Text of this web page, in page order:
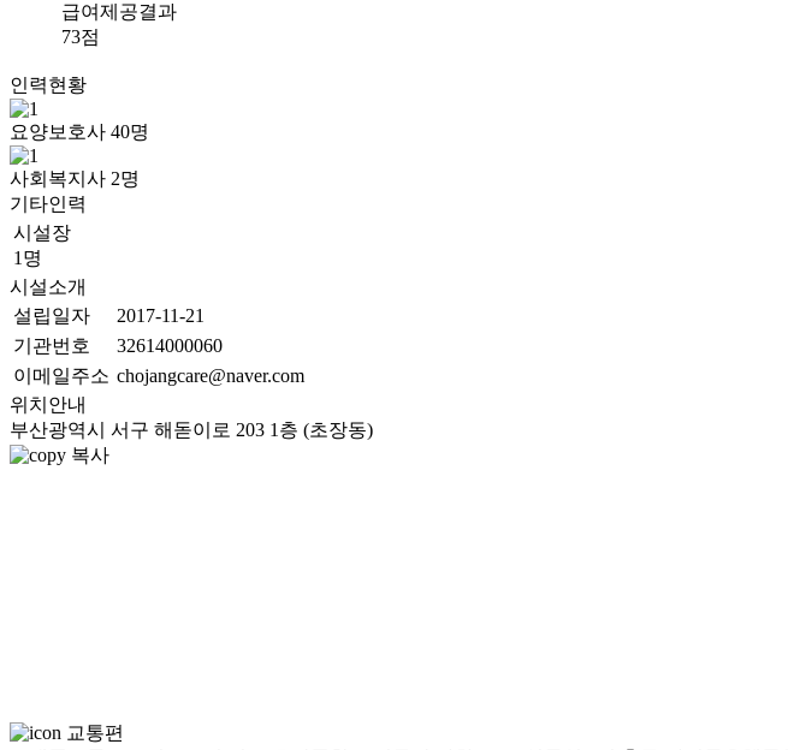
급여제공결과
73점
인력현황
요양보호사 40명
사회복지사 2명
기타인력
시설장
1명
시설소개
설립일자
2017-11-21
기관번호
32614000060
이메일주소 chojangcare@naver.com
위치안내
부산광역시 서구 해돋이로 203 1층 (초장동)
복사
교통편